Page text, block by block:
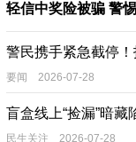
轻信中奖险被骗 警
警民携手紧急截停！
要闻 2026-07-28
盲盒线上“捡漏”暗
民生关注 2026-07-28